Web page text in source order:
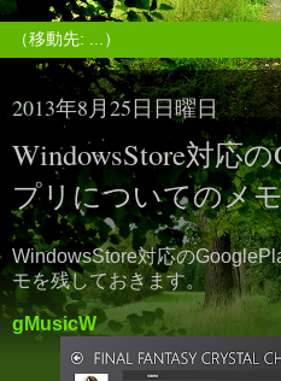
2013年8月25日日曜日
WindowsStore対応
プリについてのメ
WindowsStore対応の
モを残しておきます。
gMusicW